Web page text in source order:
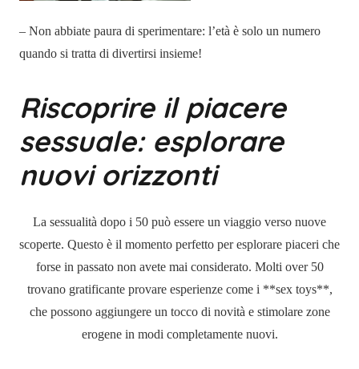
– Non abbiate paura di sperimentare: l’età è solo un numero
quando si tratta di divertirsi insieme!
Riscoprire il piacere
sessuale: esplorare
nuovi orizzonti
La sessualità dopo i 50 può essere un viaggio verso nuove
scoperte. Questo è il momento perfetto per esplorare piaceri che
forse in passato non avete mai considerato. Molti over 50
trovano gratificante provare esperienze come i **sex toys**,
che possono aggiungere un tocco di novità e stimolare zone
erogene in modi completamente nuovi.